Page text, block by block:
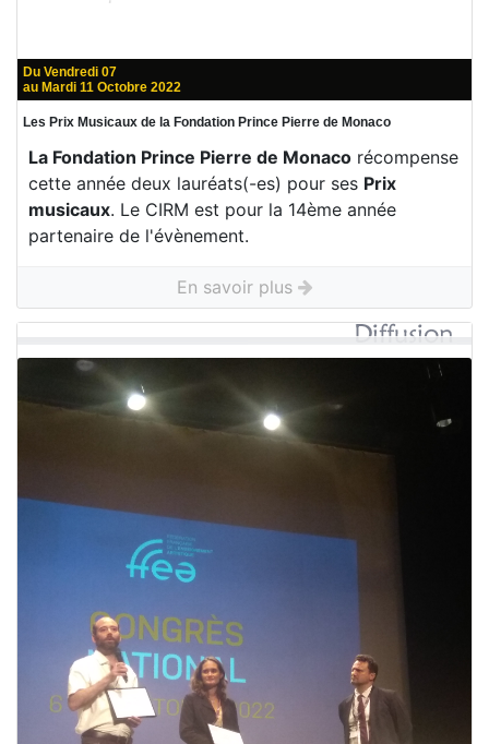
Du Vendredi 07
au Mardi 11 Octobre 2022
Les Prix Musicaux de la Fondation Prince Pierre de Monaco
La Fondation Prince Pierre de Monaco récompense
cette année deux lauréats(-es) pour ses Prix
musicaux. Le CIRM est pour la 14ème année
partenaire de l'évènement.
En savoir plus